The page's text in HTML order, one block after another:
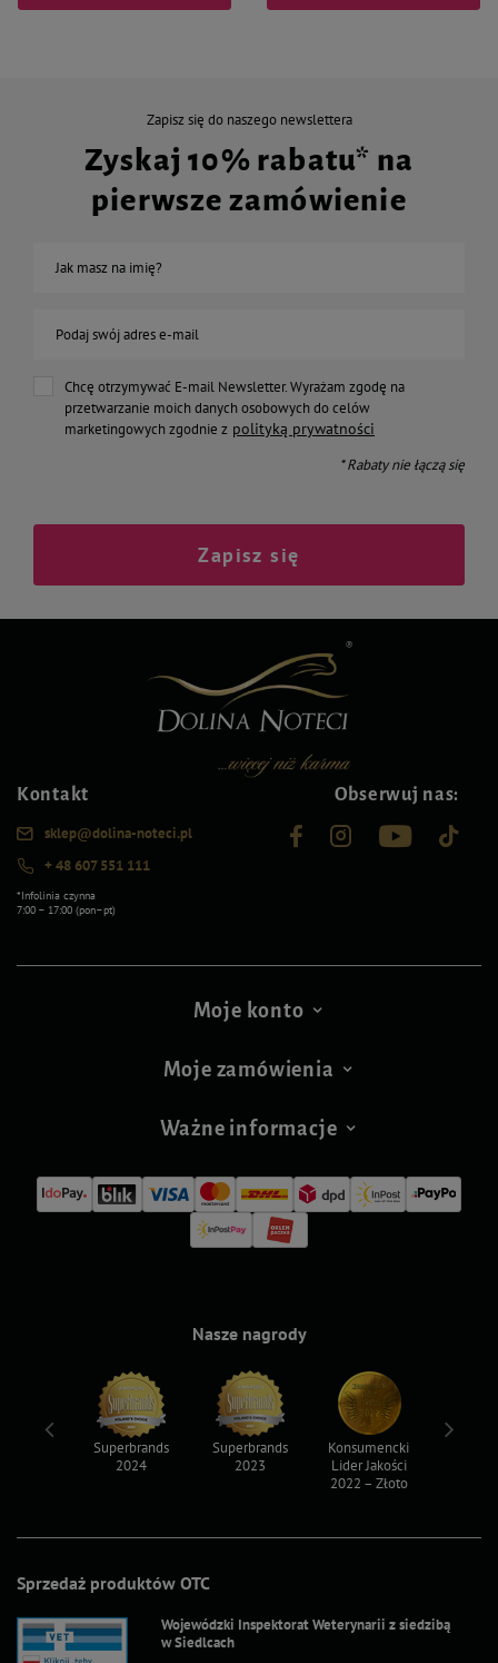
Zapisz się do naszego newslettera
Zyskaj 10% rabatu* na
pierwsze zamówienie
Jak masz na imię?
Podaj swój adres e-mail
Chcę otrzymywać E-mail Newsletter. Wyrażam zgodę na
przetwarzanie moich danych osobowych do celów
marketingowych zgodnie z polityką prywatności
* Rabaty nie łączą się
Zapisz się
Kontakt
sklep@dolina-noteci.pl
+ 48 607 551 111
*Infolinia czynna
7:00 – 17:00 (pon–pt)
Obserwuj nas:
Moje konto
Moje zamówienia
Ważne informacje
Sprzedaż produktów OTC
Wojewódzki Inspektorat Weterynarii z siedzibą
w Siedlcach
Nasze nagrody
Superbrands
2024
Superbrands
2023
Konsumencki
Lider Jakości
2022 – Złoto